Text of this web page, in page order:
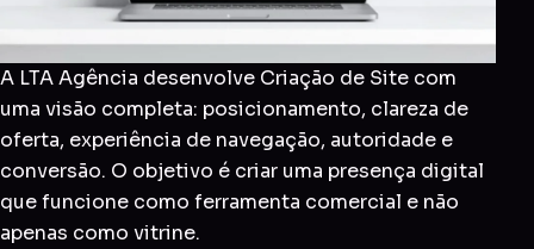
A LTA Agência desenvolve Criação de Site com
uma visão completa: posicionamento, clareza de
oferta, experiência de navegação, autoridade e
conversão. O objetivo é criar uma presença digital
que funcione como ferramenta comercial e não
apenas como vitrine.